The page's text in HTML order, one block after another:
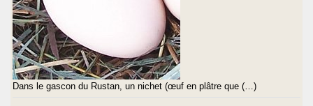
Dans le gascon du Rustan, un nichet (œuf en plâtre que (…)